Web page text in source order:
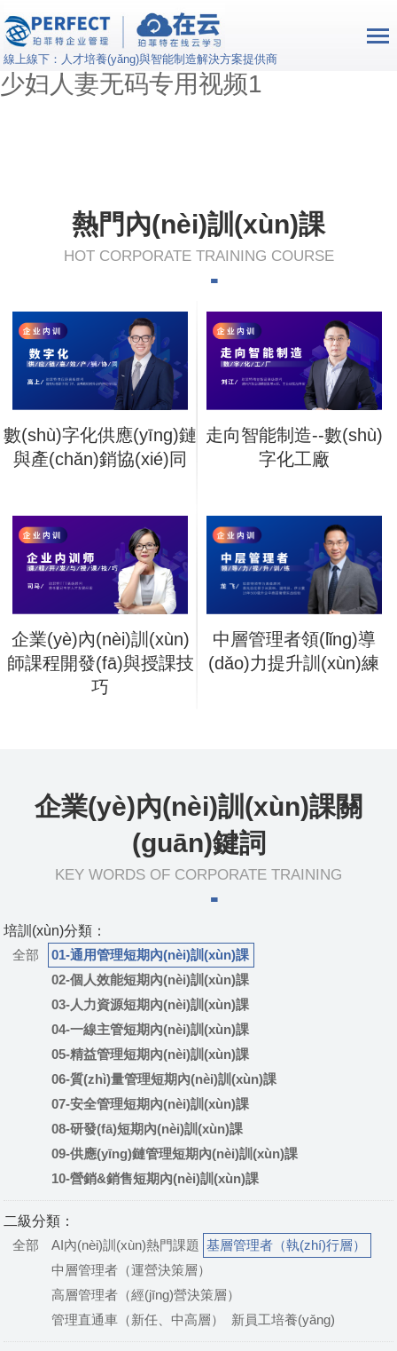
三级片国产小电影在线看_日韩放荡
少妇无码_国产成人久久综合电影_
少妇人妻无码专用视频1
線上線下：人才培養(yǎng)與智能制造解決方案提供商
熱門內(nèi)訓(xùn)課
HOT CORPORATE TRAINING COURSE
數(shù)字化供應(yīng)鏈
與產(chǎn)銷協(xié)同
走向智能制造--數(shù)
字化工廠
企業(yè)內(nèi)訓(xùn)
師課程開發(fā)與授課技
巧
中層管理者領(lǐng)導
(dǎo)力提升訓(xùn)練
企業(yè)內(nèi)訓(xùn)課關
(guān)鍵詞
KEY WORDS OF CORPORATE TRAINING
培訓(xùn)分類：
全部
01-通用管理短期內(nèi)訓(xùn)課
02-個人效能短期內(nèi)訓(xùn)課
03-人力資源短期內(nèi)訓(xùn)課
04-一線主管短期內(nèi)訓(xùn)課
05-精益管理短期內(nèi)訓(xùn)課
06-質(zhì)量管理短期內(nèi)訓(xùn)課
07-安全管理短期內(nèi)訓(xùn)課
08-研發(fā)短期內(nèi)訓(xùn)課
09-供應(yīng)鏈管理短期內(nèi)訓(xùn)課
10-營銷&銷售短期內(nèi)訓(xùn)課
二級分類：
全部
AI內(nèi)訓(xùn)熱門課題
基層管理者（執(zhí)行層）
中層管理者（運營決策層）
高層管理者（經(jīng)營決策層）
管理直通車（新任、中高層）
新員工培養(yǎng)